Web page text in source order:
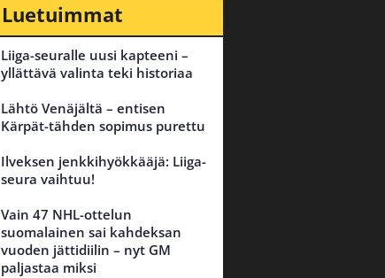
Luetuimmat
Liiga-seuralle uusi kapteeni –
yllättävä valinta teki historiaa
Lähtö Venäjältä – entisen
Kärpät-tähden sopimus purettu
Ilveksen jenkkihyökkääjä: Liiga-
seura vaihtuu!
Vain 47 NHL-ottelun
suomalainen sai kahdeksan
vuoden jättidiilin – nyt GM
paljastaa miksi